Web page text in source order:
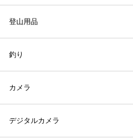
登山用品
釣り
カメラ
デジタルカメラ